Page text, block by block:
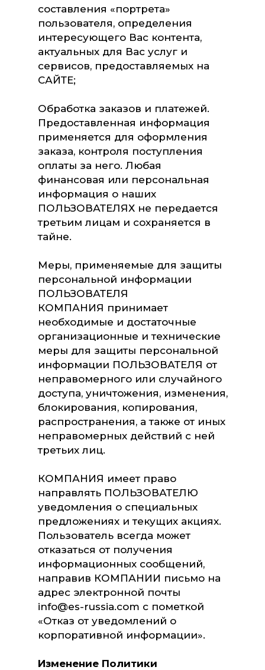
составления «портрета»
пользователя, определения
интересующего Вас контента,
актуальных для Вас услуг и
сервисов, предоставляемых на
САЙТЕ;
Обработка заказов и платежей.
Предоставленная информация
применяется для оформления
заказа, контроля поступления
оплаты за него. Любая
финансовая или персональная
информация о наших
ПОЛЬЗОВАТЕЛЯХ не передается
третьим лицам и сохраняется в
тайне.
Меры, применяемые для защиты
персональной информации
ПОЛЬЗОВАТЕЛЯ
КОМПАНИЯ принимает
необходимые и достаточные
организационные и технические
меры для защиты персональной
информации ПОЛЬЗОВАТЕЛЯ от
неправомерного или случайного
доступа, уничтожения, изменения,
блокирования, копирования,
распространения, а также от иных
неправомерных действий с ней
третьих лиц.
КОМПАНИЯ имеет право
направлять ПОЛЬЗОВАТЕЛЮ
уведомления о специальных
предложениях и текущих акциях.
Пользователь всегда может
отказаться от получения
информационных сообщений,
направив КОМПАНИИ письмо на
адрес электронной почты
info@es-russia.com с пометкой
«Отказ от уведомлений о
корпоративной информации».
Изменение Политики